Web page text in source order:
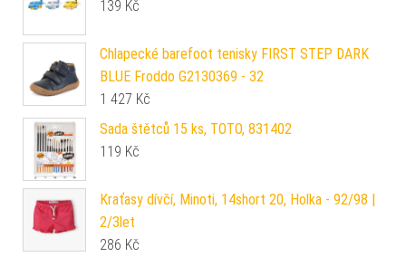
139 Kč
Chlapecké barefoot tenisky FIRST STEP DARK
BLUE Froddo G2130369 - 32
1 427 Kč
Sada štětců 15 ks, TOTO, 831402
119 Kč
Kraťasy dívčí, Minoti, 14short 20, Holka - 92/98 |
2/3let
286 Kč